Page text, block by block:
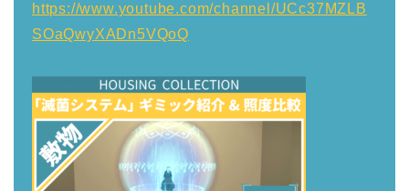
https://www.youtube.com/channel/UCc37MZLB
SOaQwyXADn5VQoQ